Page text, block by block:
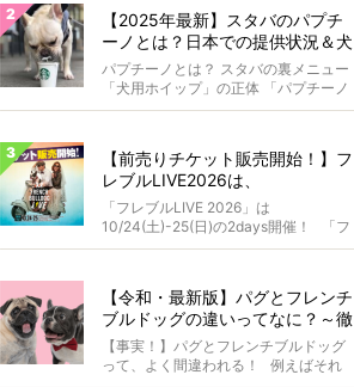
【2025年最新】スタバのパプチ
ーノとは？日本での提供状況＆犬
同伴OK店舗一覧も紹介！
パプチーノとは？ スタバの裏メニュー
「犬用ホイップ」の正体 「パプチーノ
（Puppuccino）」とは、紙コッ...
【前売りチケット販売開始！】フ
レブルLIVE2026は、
10/24(土)-25(日)開催！フレブル
だらけのキャンプ・前夜祭・バス
プランも新登場!?
「フレブルLIVE 2026」は
10/24(土)-25(日)の2days開催！ 「フ
レブルLIV...
【令和・最新版】パグとフレンチ
ブルドッグの違いってなに？～徹
底解説～
【事実！】パグとフレンチブルドッグ
って、よく間違われる！ 例えばそれ